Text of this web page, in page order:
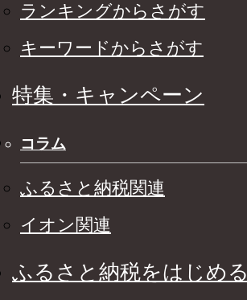
ランキングからさがす
キーワードからさがす
特集・キャンペーン
コラム
ふるさと納税関連
イオン関連
ふるさと納税をはじめる